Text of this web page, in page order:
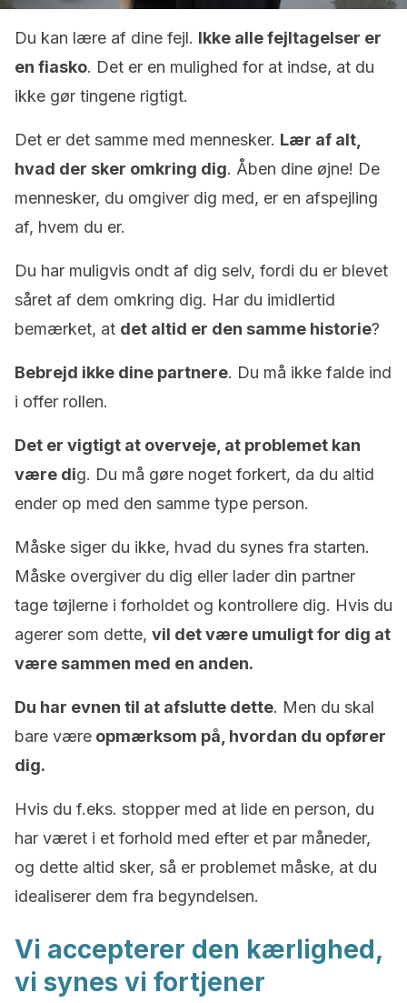
Du kan lære af dine fejl. Ikke alle fejltagelser er
en fiasko. Det er en mulighed for at indse, at du
ikke gør tingene rigtigt.
Det er det samme med mennesker. Lær af alt,
hvad der sker omkring dig. Åben dine øjne! De
mennesker, du omgiver dig med, er en afspejling
af, hvem du er.
Du har muligvis ondt af dig selv, fordi du er blevet
såret af dem omkring dig. Har du imidlertid
bemærket, at det altid er den samme historie?
Bebrejd ikke dine partnere. Du må ikke falde ind
i offer rollen.
Det er vigtigt at overveje, at problemet kan
være dig. Du må gøre noget forkert, da du altid
ender op med den samme type person.
Måske siger du ikke, hvad du synes fra starten.
Måske overgiver du dig eller lader din partner
tage tøjlerne i forholdet og kontrollere dig. Hvis du
agerer som dette, vil det være umuligt for dig at
være sammen med en anden.
Du har evnen til at afslutte dette. Men du skal
bare være opmærksom på, hvordan du opfører
dig.
Hvis du f.eks. stopper med at lide en person, du
har været i et forhold med efter et par måneder,
og dette altid sker, så er problemet måske, at du
idealiserer dem fra begyndelsen.
Vi accepterer den kærlighed,
vi synes vi fortjener